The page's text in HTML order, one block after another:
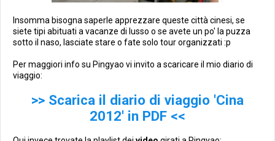
Insomma bisogna saperle apprezzare queste città cinesi, se
siete tipi abituati a vacanze di lusso o se avete un po' la puzza
sotto il naso, lasciate stare o fate solo tour organizzati :p
Per maggiori info su Pingyao vi invito a scaricare il mio diario di
viaggio:
>> Scarica il diario di viaggio 'Cina
2012' in PDF <<